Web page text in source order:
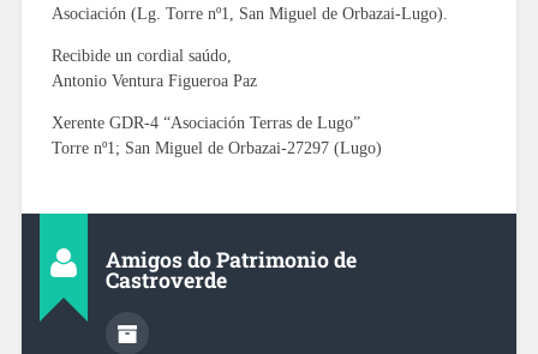
Asociación (Lg. Torre nº1, San Miguel de Orbazai-Lugo).
Recibide un cordial saúdo,
Antonio Ventura Figueroa Paz
Xerente GDR-4 “Asociación Terras de Lugo”
Torre nº1; San Miguel de Orbazai-27297 (Lugo)
Amigos do Patrimonio de
Castroverde